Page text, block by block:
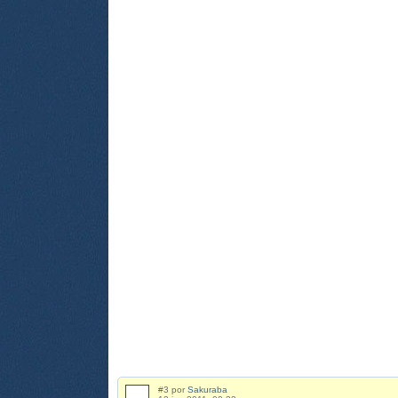
#3 por Sakuraba